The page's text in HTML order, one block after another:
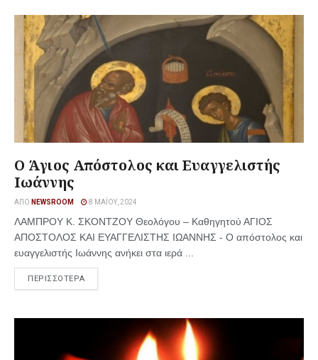
Ο Άγιος Απόστολος και Ευαγγελιστής
Ιωάννης
ΑΠΌ NEWSROOM 8 ΜΑΪ́ΟΥ, 2024
ΛΑΜΠΡΟΥ Κ. ΣΚΟΝΤΖΟΥ Θεολόγου – Καθηγητού ΑΓΙΟΣ
ΑΠΟΣΤΟΛΟΣ ΚΑΙ ΕΥΑΓΓΕΛΙΣΤΗΣ ΙΩΑΝΝΗΣ - Ο απόστολος και
ευαγγελιστής Ιωάννης ανήκει στα ιερά ...
ΠΕΡΙΣΣΟΤΕΡΑ